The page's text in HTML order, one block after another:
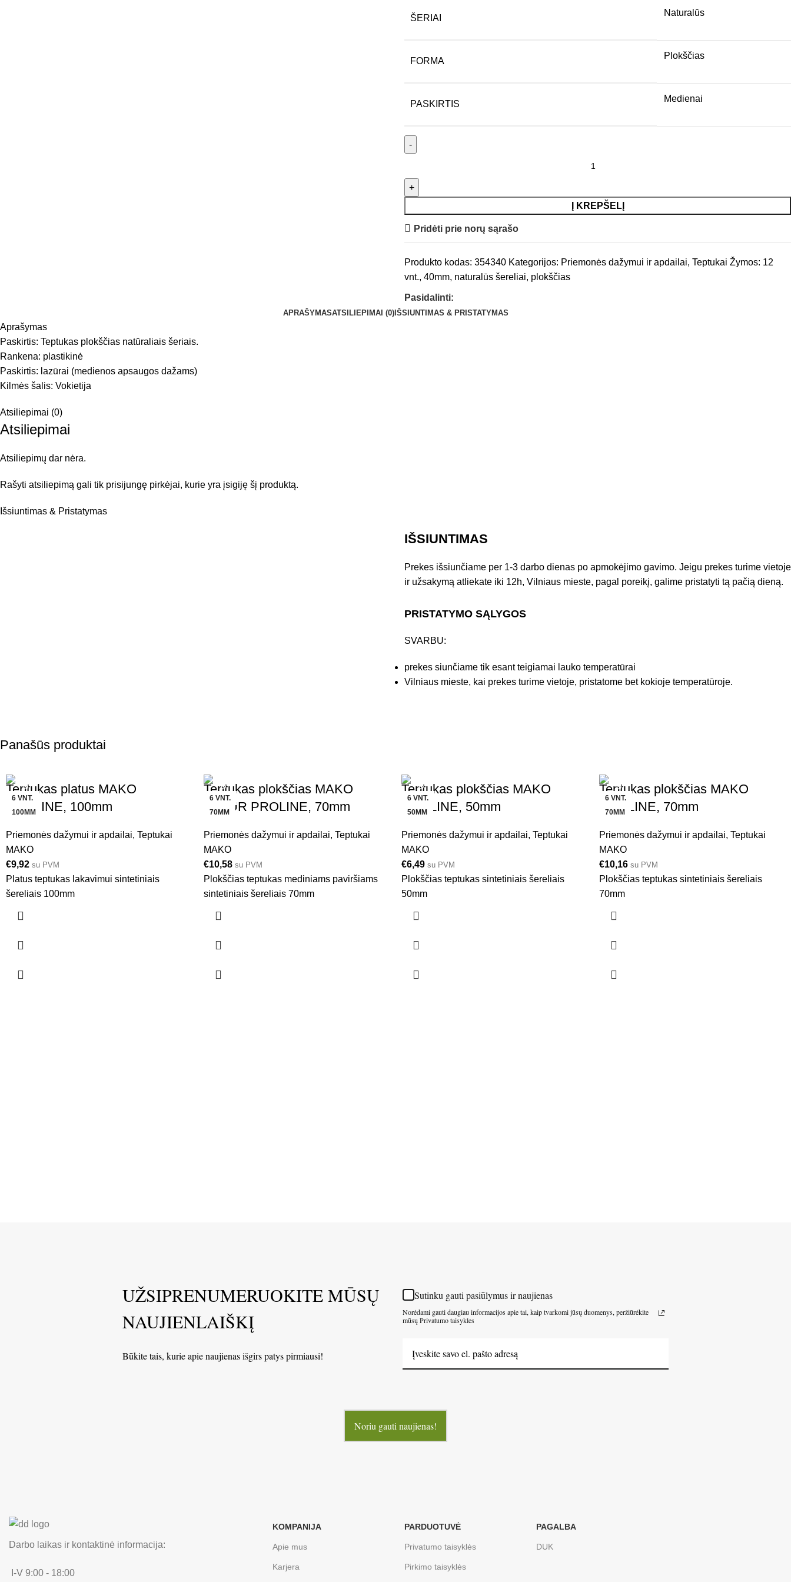
ŠERIAI
Naturalūs
FORMA
Plokščias
PASKIRTIS
Medienai
Į KREPŠELĮ
Pridėti prie norų sąrašo
Produkto kodas: 354340 Kategorijos: Priemonės dažymui ir apdailai, Teptukai Žymos: 12
vnt., 40mm, naturalūs šereliai, plokščias
Pasidalinti:
APRAŠYMASATSILIEPIMAI (0)IŠSIUNTIMAS & PRISTATYMAS
Aprašymas
Paskirtis: Teptukas plokščias natūraliais šeriais.
Rankena: plastikinė
Paskirtis: lazūrai (medienos apsaugos dažams)
Kilmės šalis: Vokietija
Atsiliepimai (0)
Atsiliepimai
Atsiliepimų dar nėra.
Rašyti atsiliepimą gali tik prisijungę pirkėjai, kurie yra įsigiję šį produktą.
Išsiuntimas & Pristatymas
IŠSIUNTIMAS
Prekes išsiunčiame per 1-3 darbo dienas po apmokėjimo gavimo. Jeigu prekes turime vietoje
ir užsakymą atliekate iki 12h, Vilniaus mieste, pagal poreikį, galime pristatyti tą pačią dieną.
PRISTATYMO SĄLYGOS
SVARBU:
prekes siunčiame tik esant teigiamai lauko temperatūrai
Vilniaus mieste, kai prekes turime vietoje, pristatome bet kokioje temperatūroje.
Panašūs produktai
6 VNT.
100MM
Teptukas platus MAKO
PROLINE, 100mm
Priemonės dažymui ir apdailai, Teptukai
MAKO
€9,92 su PVM
Platus teptukas lakavimui sintetiniais
šereliais 100mm
6 VNT.
70MM
Teptukas plokščias MAKO
LASUR PROLINE, 70mm
Priemonės dažymui ir apdailai, Teptukai
MAKO
€10,58 su PVM
Plokščias teptukas mediniams paviršiams
sintetiniais šereliais 70mm
6 VNT.
50MM
Teptukas plokščias MAKO
PROLINE, 50mm
Priemonės dažymui ir apdailai, Teptukai
MAKO
€6,49 su PVM
Plokščias teptukas sintetiniais šereliais
50mm
6 VNT.
70MM
Teptukas plokščias MAKO
PROLINE, 70mm
Priemonės dažymui ir apdailai, Teptukai
MAKO
€10,16 su PVM
Plokščias teptukas sintetiniais šereliais
70mm
UŽSIPRENUMERUOKITE MŪSŲ
NAUJIENLAIŠKĮ
Būkite tais, kurie apie naujienas išgirs patys pirmiausi!
Sutinku gauti pasiūlymus ir naujienas
Norėdami gauti daugiau informacijos apie tai, kaip tvarkomi jūsų duomenys, peržiūrėkite
mūsų Privatumo taisykles
Noriu gauti naujienas!
Darbo laikas ir kontaktinė informacija:
I-V 9:00 - 18:00
KOMPANIJA
Apie mus
Karjera
PARDUOTUVĖ
Privatumo taisyklės
Pirkimo taisyklės
PAGALBA
DUK